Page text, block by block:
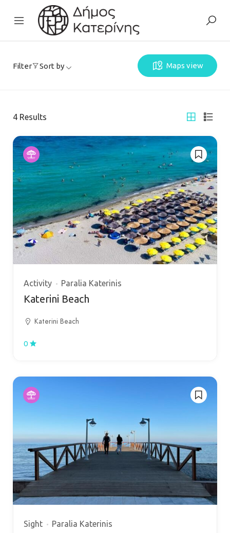
Filter Sort by Maps view
4 Results
Activity Paralia Katerinis
Katerini Beach
Katerini Beach
0
Sight Paralia Katerinis